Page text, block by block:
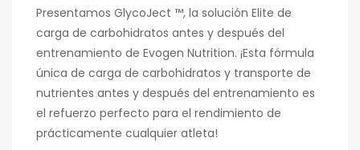
Presentamos GlycoJect ™, la solución Elite de
carga de carbohidratos antes y después del
entrenamiento de Evogen Nutrition. ¡Esta fórmula
única de carga de carbohidratos y transporte de
nutrientes antes y después del entrenamiento es
el refuerzo perfecto para el rendimiento de
prácticamente cualquier atleta!